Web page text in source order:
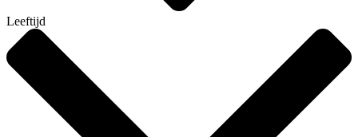
Leeftijd